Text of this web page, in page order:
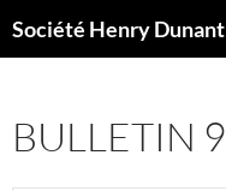
au
Société Henry Dunant
BULLETIN 9